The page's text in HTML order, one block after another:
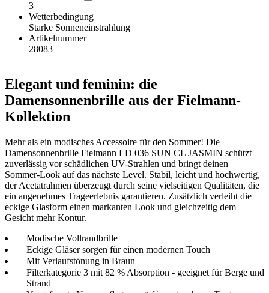
3
Wetterbedingung
Starke Sonneneinstrahlung
Artikelnummer
28083
Elegant und feminin: die
Damensonnenbrille aus der Fielmann-
Kollektion
Mehr als ein modisches Accessoire für den Sommer! Die
Damensonnenbrille Fielmann LD 036 SUN CL JASMIN schützt
zuverlässig vor schädlichen UV-Strahlen und bringt deinen
Sommer-Look auf das nächste Level. Stabil, leicht und hochwertig,
der Acetatrahmen überzeugt durch seine vielseitigen Qualitäten, die
ein angenehmes Trageerlebnis garantieren. Zusätzlich verleiht die
eckige Glasform einen markanten Look und gleichzeitig dem
Gesicht mehr Kontur.
Modische Vollrandbrille
Eckige Gläser sorgen für einen modernen Touch
Mit Verlaufstönung in Braun
Filterkategorie 3 mit 82 % Absorption - geeignet für Berge und
Strand